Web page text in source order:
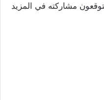
مشاركته في المزيد